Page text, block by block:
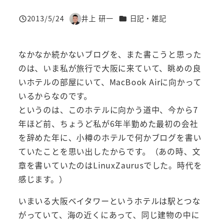
投稿日
2013/5/24
著
井上 研一 カテゴリー
日記・雑記
なかなか続かないブログを、また書こうと思った
のは、いま私が旅行で大阪に来ていて、眺めの良
いホテルの部屋にいて、MacBook Airに向かって
いるからなのです。
というのは、このホテルに向かう道中、今から7
年ほど前、ちょうど私が6年半勤めた最初の会社
を辞めた年に、小樽のホテルで何かブログを書い
ていたことを思い出したからです。（あの時、文
章を書いていたのはLinuxZaurusでした。時代を
感じます。）
いまいる大阪ベイタワーというホテルは駅とつな
がっていて、海の近くにあって、同じ建物の中に